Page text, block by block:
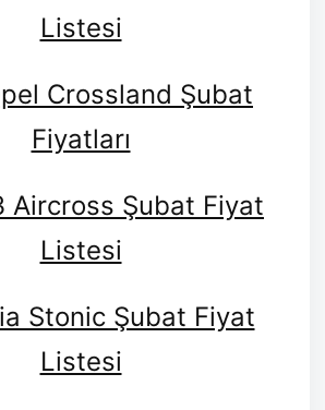
Listesi
Crossland Şubat
Fiyatları
Aircross Şubat Fiyat
Listesi
Stonic Şubat Fiyat
Listesi